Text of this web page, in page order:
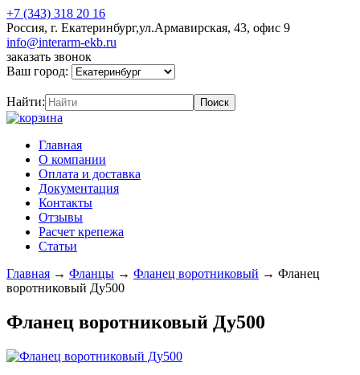
+7 (343) 318 20 16
Россия, г. Екатеринбург,ул.Армавирская, 43, офис 9
info@interarm-ekb.ru
заказать звонок
Ваш город:
Найти:
Главная
О компании
Оплата и доставка
Документация
Контакты
Отзывы
Расчет крепежа
Статьи
Главная → Фланцы → Фланец воротниковый → Фланец
воротниковый Ду500
Фланец воротниковый Ду500